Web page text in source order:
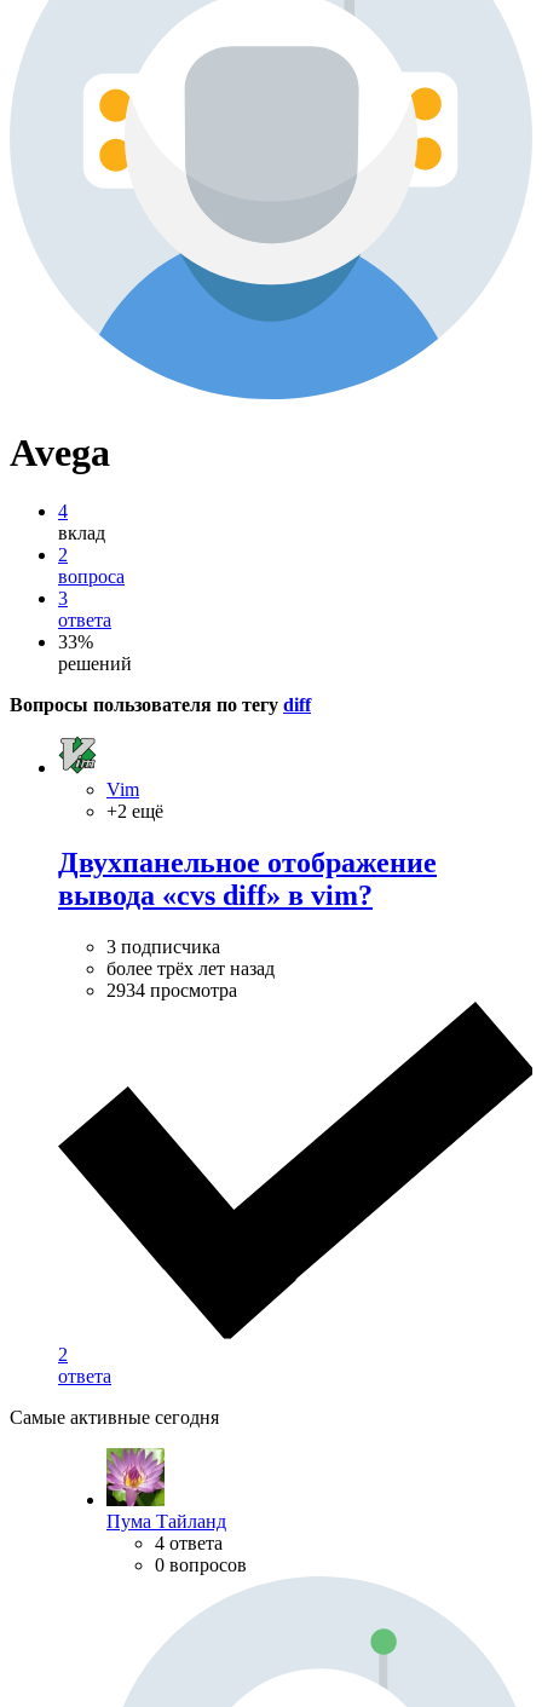
Avega
4
вклад
2
вопроса
3
ответа
33%
решений
Вопросы пользователя по тегу diff
Vim
+2 ещё
Двухпанельное отображение
вывода «cvs diff» в vim?
3 подписчика
более трёх лет назад
2934 просмотра
2
ответа
Самые активные сегодня
Пума Тайланд
4 ответа
0 вопросов